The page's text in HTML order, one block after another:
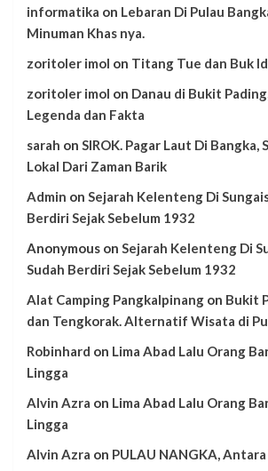
informatika on Lebaran Di Pulau
Minuman Khas nya.
zoritoler imol on Titang Tue dan Buk
zoritoler imol on Danau di Bukit
Legenda dan Fakta
sarah on SIROK. Pagar Laut Di Bangka,
Lokal Dari Zaman Barik
Admin on Sejarah Kelenteng Di
Berdiri Sejak Sebelum 1932
Anonymous on Sejarah Kelenteng Di
Sudah Berdiri Sejak Sebelum 1932
Alat Camping Pangkalpinang on Bukit
dan Tengkorak. Alternatif Wisata di
Robinhard on Lima Abad Lalu Orang
Lingga
Alvin Azra on Lima Abad Lalu Orang
Lingga
Alvin Azra on PULAU NANGKA,